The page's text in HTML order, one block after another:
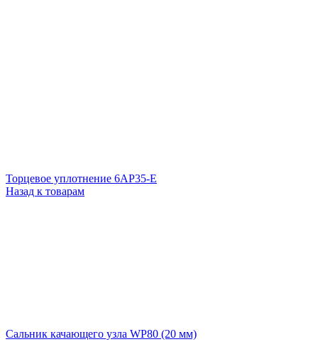
Торцевое уплотнение 6АР35-Е
Назад к товарам
Сальник качающего узла WP80 (20 мм)